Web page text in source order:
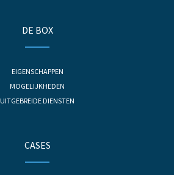
DE BOX
EIGENSCHAPPEN
MOGELIJKHEDEN
UITGEBREIDE DIENSTEN
CASES